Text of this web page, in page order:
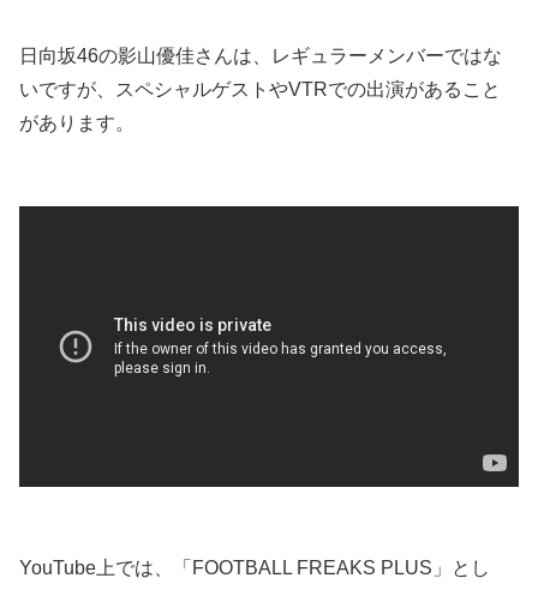
日向坂46の影山優佳さんは、レギュラーメンバーではな
いですが、スペシャルゲストやVTRでの出演があること
があります。
YouTube上では、「FOOTBALL FREAKS PLUS」とし